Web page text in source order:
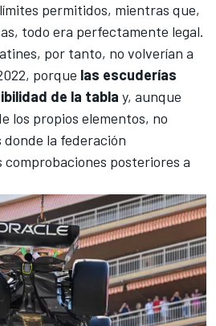
permitidos, mientras que,
todo era perfectamente legal.
por tanto, no volverían a
porque las escuderías
de la tabla y, aunque
los propios elementos, no
la federación
posteriores a